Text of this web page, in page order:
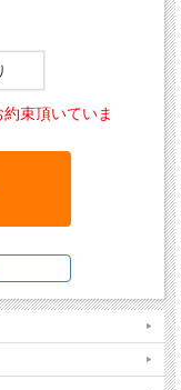
す。また、食欲
としても適して
す。栄養要求が
の短縮にもつな
外科手術後、食
ィング、肝リピド
束頂いていま